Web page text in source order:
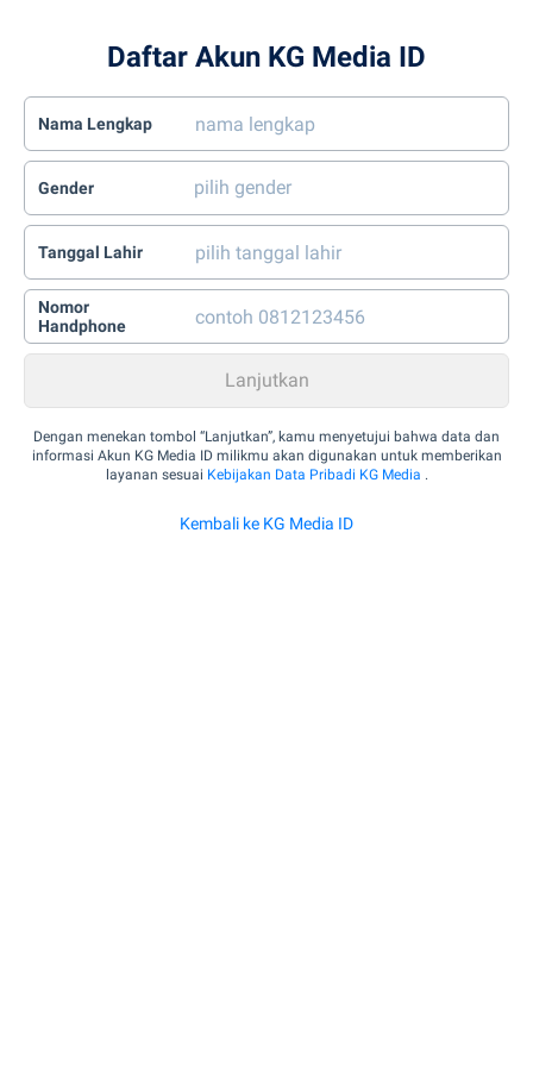
Daftar Akun KG Media ID
Nama Lengkap
Gender
Tanggal Lahir
Nomor
Handphone
Dengan menekan tombol “Lanjutkan”, kamu menyetujui bahwa data dan
informasi Akun KG Media ID milikmu akan digunakan untuk memberikan
layanan sesuai Kebijakan Data Pribadi KG Media .
Kembali ke KG Media ID